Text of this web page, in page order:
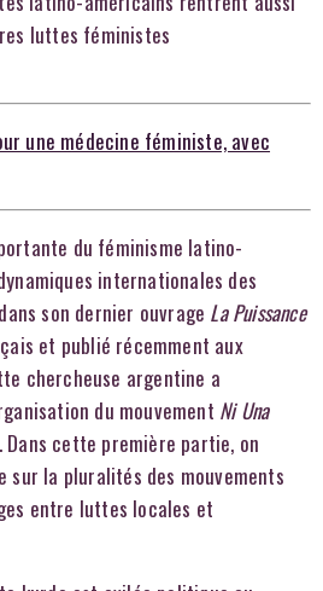
luttes féministes
une médecine féministe, avec
du féminisme latino-
internationales des
son dernier ouvrage LaPuissance
et publié récemment aux
chercheuse argentine a
du mouvement Ni Una
Dans cette première partie, on
sur la pluralités des mouvements
entre luttes locales et